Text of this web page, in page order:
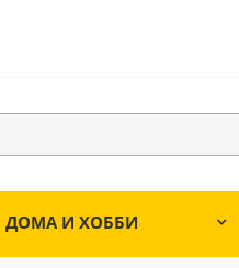
ДОМА И ХОББИ